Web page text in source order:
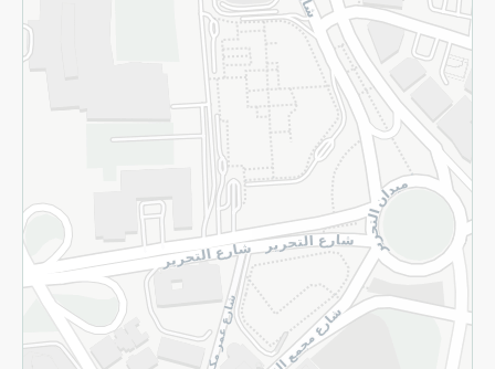
سياسة الخصوصية
قم بالتسجيل للنشرة
©2026 - Spinneys | جميع الحقوق محفوظة